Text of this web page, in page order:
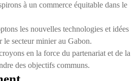
à un commerce équitable dans le
les nouvelles technologies et idées
le secteur minier au Gabon.
en la force du partenariat et de la
des objectifs communs.